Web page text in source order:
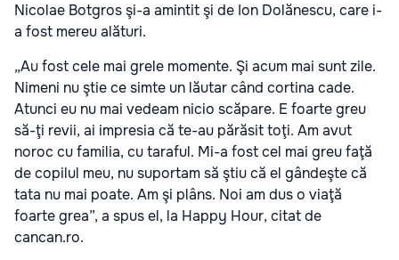
Nicolae Botgros şi-a amintit şi de Ion Dolănescu, care i-
a fost mereu alături.
„Au fost cele mai grele momente. Şi acum mai sunt zile.
Nimeni nu ştie ce simte un lăutar când cortina cade.
Atunci eu nu mai vedeam nicio scăpare. E foarte greu
să-ţi revii, ai impresia că te-au părăsit toţi. Am avut
noroc cu familia, cu taraful. Mi-a fost cel mai greu faţă
de copilul meu, nu suportam să ştiu că el gândeşte că
tata nu mai poate. Am şi plâns. Noi am dus o viaţă
foarte grea”, a spus el, la Happy Hour, citat de
cancan.ro.